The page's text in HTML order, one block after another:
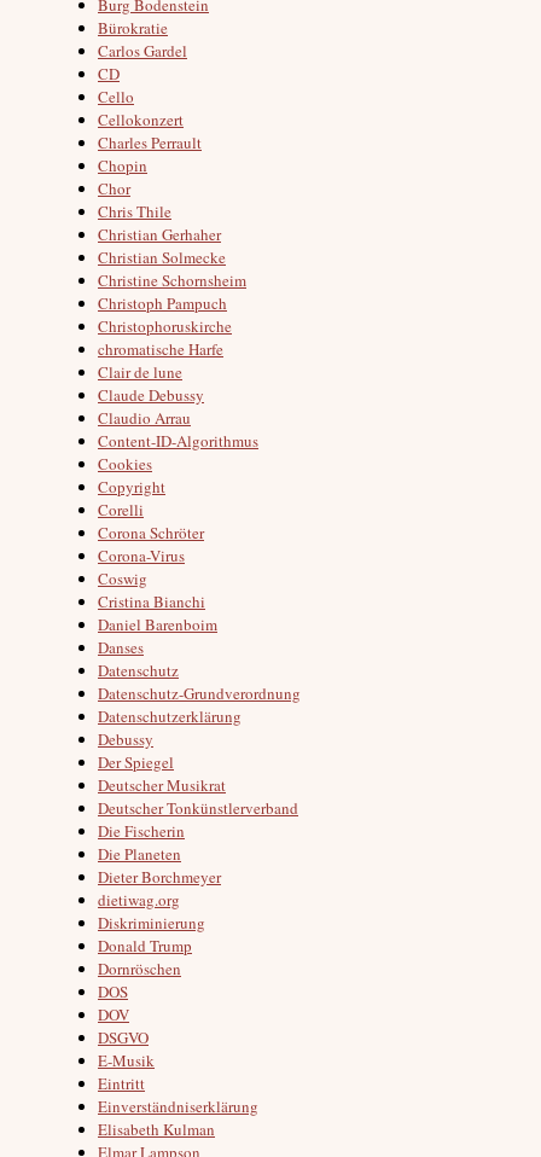
Burg Bodenstein
Bürokratie
Carlos Gardel
CD
Cello
Cellokonzert
Charles Perrault
Chopin
Chor
Chris Thile
Christian Gerhaher
Christian Solmecke
Christine Schornsheim
Christoph Pampuch
Christophoruskirche
chromatische Harfe
Clair de lune
Claude Debussy
Claudio Arrau
Content-ID-Algorithmus
Cookies
Copyright
Corelli
Corona Schröter
Corona-Virus
Coswig
Cristina Bianchi
Daniel Barenboim
Danses
Datenschutz
Datenschutz-Grundverordnung
Datenschutzerklärung
Debussy
Der Spiegel
Deutscher Musikrat
Deutscher Tonkünstlerverband
Die Fischerin
Die Planeten
Dieter Borchmeyer
dietiwag.org
Diskriminierung
Donald Trump
Dornröschen
DOS
DOV
DSGVO
E-Musik
Eintritt
Einverständniserklärung
Elisabeth Kulman
Elmar Lampson